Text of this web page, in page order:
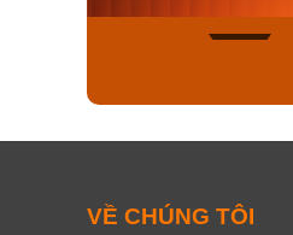
VỀ CHÚNG TÔI